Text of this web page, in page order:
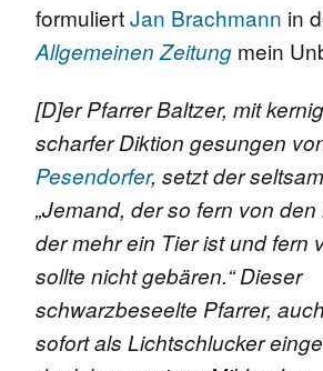
formuliertJan Brachmann in
Allgemeinen Zeitung mein
[D]er Pfarrer Baltzer, mit
scharfer Diktion gesungen
Pesendorfer, setzt der
„Jemand, der so fern von
der mehr ein Tier ist und fern
sollte nicht gebären.“ Dieser
schwarzbeseelte Pfarrer,
sofort als Lichtschlucker